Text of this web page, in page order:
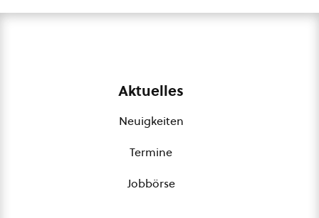
Aktuelles
Neuigkeiten
Termine
Jobbörse